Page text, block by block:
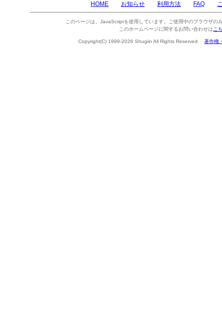
HOME お知らせ 利用方法 FAQ
このページは、JavaScriptを使用しています。ご使用中のブラウザの
このホームページに関するお問い合わせは こ
Copyright(C) 1999-2026 Shugiin All Rights Reserved. 著作権